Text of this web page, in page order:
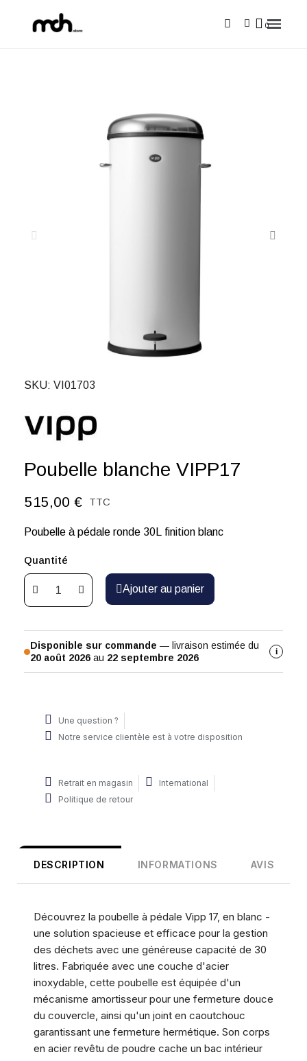
SKU VI01703
Poubelle blanche VIPP17
515,00 € TTC
Poubelle à pédale ronde 30L finition blanc
Quantité
Ajouter au panier
Disponible sur commande — livraison estimée du
20 août 2026 au 22 septembre 2026
i
Une question ?
Notre service clientèle est à votre disposition
Retrait en magasin
International
Politique de retour
DESCRIPTION INFORMATIONS AVIS
Découvrez la poubelle à pédale Vipp 17, en blanc -
une solution spacieuse et efficace pour la gestion
des déchets avec une généreuse capacité de 30
litres. Fabriquée avec une couche d'acier
inoxydable, cette poubelle est équipée d'un
mécanisme amortisseur pour une fermeture douce
du couvercle, ainsi qu'un joint en caoutchouc
garantissant une fermeture hermétique. Son corps
en acier revêtu de poudre cache un bac intérieur